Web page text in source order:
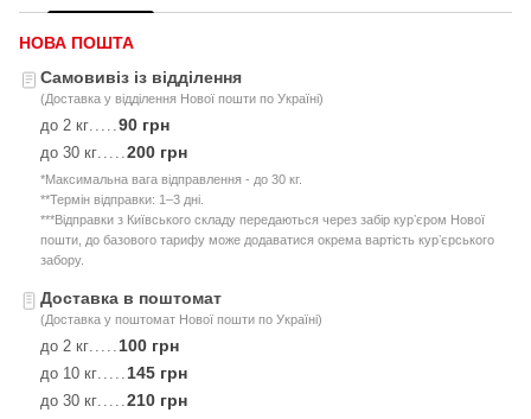
НОВА ПОШТА
Самовивіз із відділення
(Доставка у відділення Нової пошти по Україні)
до 2 кг.....90 грн
до 30 кг.....200 грн
*Максимальна вага відправлення - до 30 кг.
**Термін відправки: 1–3 дні.
***Відправки з Київського складу передаються через забір курʼєром Нової
пошти, до базового тарифу може додаватися окрема вартість курʼєрського
забору.
Доставка в поштомат
(Доставка у поштомат Нової пошти по Україні)
до 2 кг.....100 грн
до 10 кг.....145 грн
до 30 кг.....210 грн